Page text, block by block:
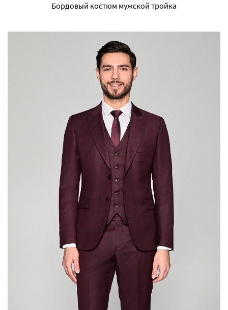
Бордовый костюм мужской тройка